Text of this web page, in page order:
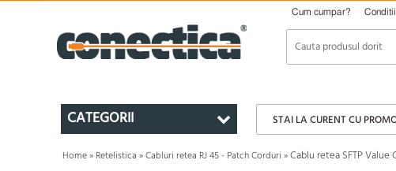
Cum cumpar?
CATEGORII STAI LA CURENT CU
Home» Retelistica »Cabluri retea RJ 45 - Patch Corduri »Cablu retea SFTP Value